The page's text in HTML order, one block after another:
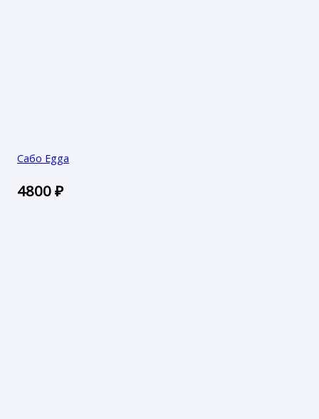
Сабо Egga
4800₽